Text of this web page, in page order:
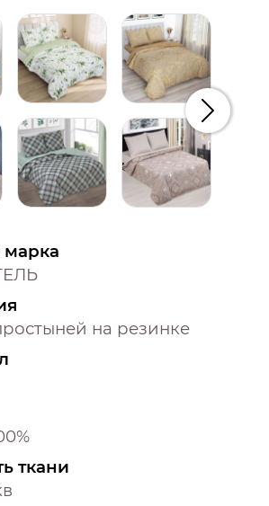
марка
на резинке
ткани